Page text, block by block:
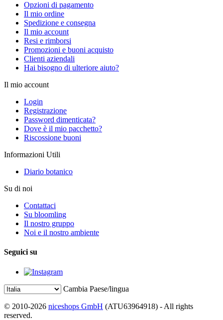
Opzioni di pagamento
Il mio ordine
Spedizione e consegna
Il mio account
Resi e rimborsi
Promozioni e buoni acquisto
Clienti aziendali
Hai bisogno di ulteriore aiuto?
Il mio account
Login
Registrazione
Password dimenticata?
Dove è il mio pacchetto?
Riscossione buoni
Informazioni Utili
Diario botanico
Su di noi
Contattaci
Su bloomling
Il nostro gruppo
Noi e il nostro ambiente
Seguici su
Cambia Paese/lingua
© 2010-2026 niceshops GmbH (ATU63964918) - All rights
reserved.